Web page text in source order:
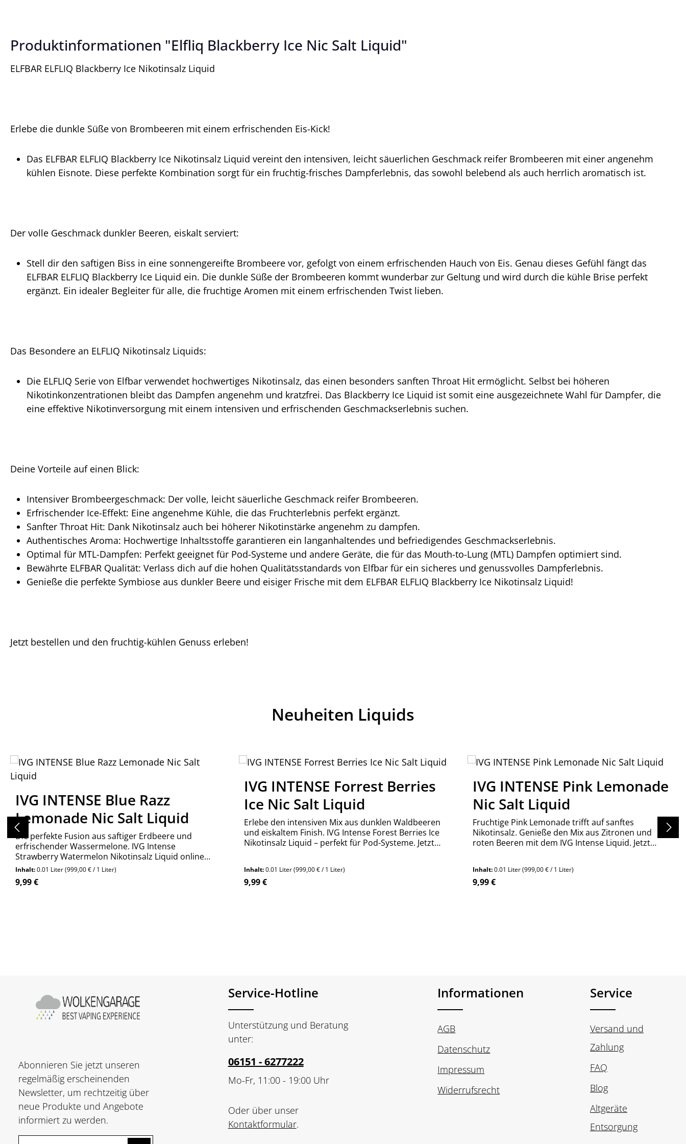
Produktinformationen "Elfliq Blackberry Ice Nic Salt Liquid"
ELFBAR ELFLIQ Blackberry Ice Nikotinsalz Liquid
Erlebe die dunkle Süße von Brombeeren mit einem erfrischenden Eis-Kick!
Das ELFBAR ELFLIQ Blackberry Ice Nikotinsalz Liquid vereint den intensiven, leicht säuerlichen Geschmack reifer Brombeeren mit einer angenehm
kühlen Eisnote. Diese perfekte Kombination sorgt für ein fruchtig-frisches Dampferlebnis, das sowohl belebend als auch herrlich aromatisch ist.
Der volle Geschmack dunkler Beeren, eiskalt serviert:
Stell dir den saftigen Biss in eine sonnengereifte Brombeere vor, gefolgt von einem erfrischenden Hauch von Eis. Genau dieses Gefühl fängt das
ELFBAR ELFLIQ Blackberry Ice Liquid ein. Die dunkle Süße der Brombeeren kommt wunderbar zur Geltung und wird durch die kühle Brise perfekt
ergänzt. Ein idealer Begleiter für alle, die fruchtige Aromen mit einem erfrischenden Twist lieben.
Das Besondere an ELFLIQ Nikotinsalz Liquids:
Die ELFLIQ Serie von Elfbar verwendet hochwertiges Nikotinsalz, das einen besonders sanften Throat Hit ermöglicht. Selbst bei höheren
Nikotinkonzentrationen bleibt das Dampfen angenehm und kratzfrei. Das Blackberry Ice Liquid ist somit eine ausgezeichnete Wahl für Dampfer, die
eine effektive Nikotinversorgung mit einem intensiven und erfrischenden Geschmackserlebnis suchen.
Deine Vorteile auf einen Blick:
Intensiver Brombeergeschmack: Der volle, leicht säuerliche Geschmack reifer Brombeeren.
Erfrischender Ice-Effekt: Eine angenehme Kühle, die das Fruchterlebnis perfekt ergänzt.
Sanfter Throat Hit: Dank Nikotinsalz auch bei höherer Nikotinstärke angenehm zu dampfen.
Authentisches Aroma: Hochwertige Inhaltsstoffe garantieren ein langanhaltendes und befriedigendes Geschmackserlebnis.
Optimal für MTL-Dampfen: Perfekt geeignet für Pod-Systeme und andere Geräte, die für das Mouth-to-Lung (MTL) Dampfen optimiert sind.
Bewährte ELFBAR Qualität: Verlass dich auf die hohen Qualitätsstandards von Elfbar für ein sicheres und genussvolles Dampferlebnis.
Genieße die perfekte Symbiose aus dunkler Beere und eisiger Frische mit dem ELFBAR ELFLIQ Blackberry Ice Nikotinsalz Liquid!
Jetzt bestellen und den fruchtig-kühlen Genuss erleben!
Neuheiten Liquids
Produktgalerie überspringen
IVG INTENSE Blue Razz
Lemonade Nic Salt Liquid
Die perfekte Fusion aus saftiger Erdbeere und
erfrischender Wassermelone. IVG Intense
Strawberry Watermelon Nikotinsalz Liquid online
kaufen bei Wolkengarage!
Inhalt:0.01 Liter(999,00 € / 1 Liter)
Regulärer Preis:
9,99 €
IVG INTENSE Forrest Berries
Ice Nic Salt Liquid
Erlebe den intensiven Mix aus dunklen Waldbeeren
und eiskaltem Finish. IVG Intense Forest Berries Ice
Nikotinsalz Liquid – perfekt für Pod-Systeme. Jetzt
Inhalt:0.01 Liter(999,00 € / 1 Liter)
Regulärer Preis:
9,99 €
IVG INTENSE Pink Lemonade
Nic Salt Liquid
Fruchtige Pink Lemonade trifft auf sanftes
Nikotinsalz. Genieße den Mix aus Zitronen und
roten Beeren mit dem IVG Intense Liquid. Jetzt
Inhalt:0.01 Liter(999,00 € / 1 Liter)
Regulärer Preis:
9,99 €
Abonnieren Sie jetzt unseren
regelmäßig erscheinenden
Newsletter, um rechtzeitig über
neue Produkte und Angebote
informiert zu werden.
Service-Hotline
Unterstützung und Beratung
unter:
06151 - 6277222
Mo-Fr, 11:00 - 19:00 Uhr
Oder über unser
Kontaktformular.
Informationen
AGB
Datenschutz
Impressum
Widerrufsrecht
Service
Versand und
Zahlung
FAQ
Blog
Altgeräte
Entsorgung